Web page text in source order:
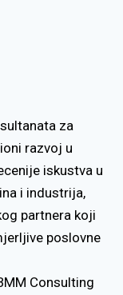
za
razvoj u
iskustva u
i industrija,
partnera koji
poslovne
Consulting